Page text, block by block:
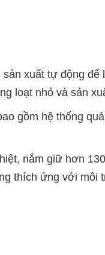
xuất tự động để
loạt nhỏ và sản
gồm hệ thống
nắm giữ hơn
thích ứng với môi